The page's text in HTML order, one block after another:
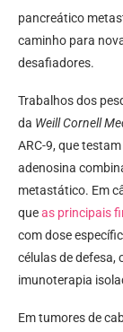
pancreático
caminho para
desafiadores.
Trabalhos dos
da Weill Cornell
ARC-9, que
adenosina
metastático. Em
queas principais
com dose
células de defesa,
imunoterapia
Em tumores de